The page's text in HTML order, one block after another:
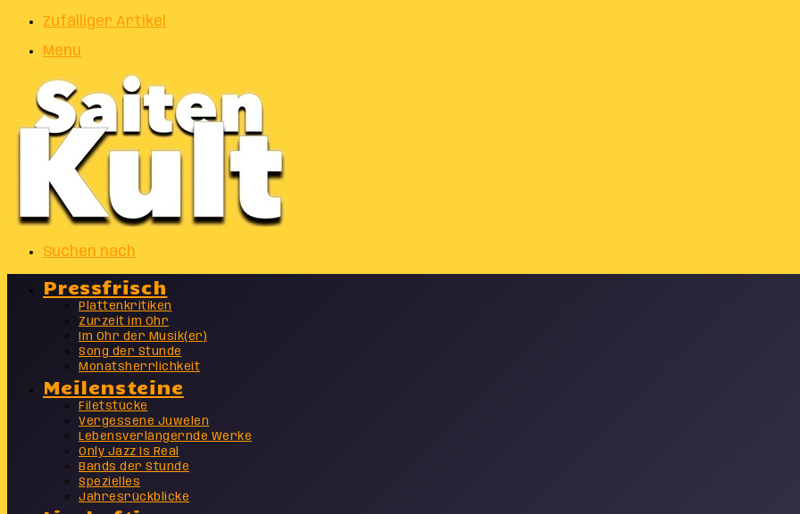
Zufälliger Artikel
Menu
Suchen nach
Pressfrisch
Plattenkritiken
Zurzeit im Ohr
Im Ohr der Musik(er)
Song der Stunde
Monatsherrlichkeit
Meilensteine
Filetstücke
Vergessene Juwelen
Lebensverlängernde Werke
Only Jazz Is Real
Bands der Stunde
Spezielles
Jahresrückblicke